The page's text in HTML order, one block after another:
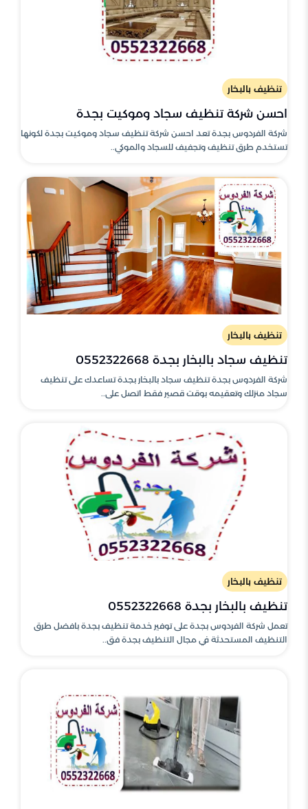
تنظيف بالبخار
احسن شركة تنظيف سجاد وموكيت بجدة
شركة الفردوس بجدة تعد احسن شركة تنظيف سجاد وموكيت بجدة لكونها
تستخدم طرق تنظيف وتجفيف للسجاد والموكي..
تنظيف بالبخار
تنظيف سجاد بالبخار بجدة 0552322668
شركة الفردوس بجدة تنظيف سجاد بالبخار بجدة تساعدك على تنظيف
سجاد منزلك وتعقيمه بوقت قصير فقط اتصل على..
تنظيف بالبخار
تنظيف بالبخار بجدة 0552322668
تعمل شركة الفردوس بجدة على توفير خدمة تنظيف بجدة بافضل طرق
التنظيف المستحدثة في مجال التنظيف بجدة فق..